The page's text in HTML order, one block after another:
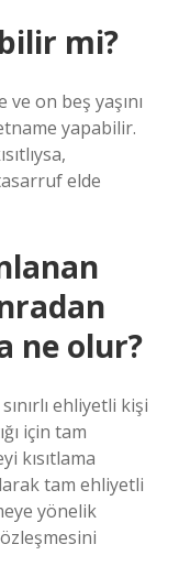
mi?
on beş yaşını
yapabilir.
elde
ne olur?
ehliyetli kişi
için tam
kısıtlama
tam ehliyetli
yönelik